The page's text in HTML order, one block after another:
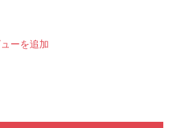
ーを追加